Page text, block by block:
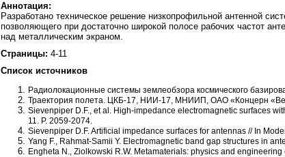
Аннотация:
Разработано техническое решение низкопрофильной антенной
позволяющего при достаточно широкой полосе рабочих частот
над металлическим экраном.
Страницы: 4-11
Список источников
Радиолокационные системы землеобзора космического
Траектория полета. ЦКБ-17, НИИ-17, МНИИП, ОАО «Концерн
Sievenpiper D.F., et al. High-impedance electromagnetic surfaces
11. P. 2059-2074.
Sievenpiper D.F. Artificial impedance surfaces for antennas // In
Yang F., Rahmat-Samii Y. Electromagnetic band gap structures in
Engheta N., Ziolkowski R.W. Metamaterials: physics and